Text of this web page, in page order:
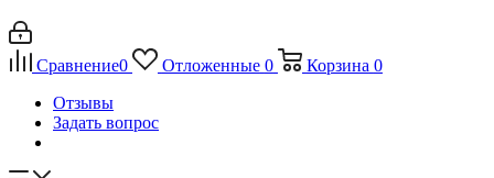
Сравнение0 Отложенные 0 Корзина 0
Отзывы
Задать вопрос